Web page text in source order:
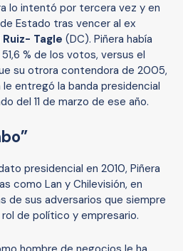
lo intentó por tercera vez y en
Estado tras vencer al ex
Tagle (DC). Piñera había
% de los votos, versus el
su otrora contendora de 2005,
le entregó la banda presidencial
del 11 de marzo de ese año.
presidencial en 2010, Piñera
como Lan y Chilevisión, en
de sus adversarios que siempre
de político y empresario.